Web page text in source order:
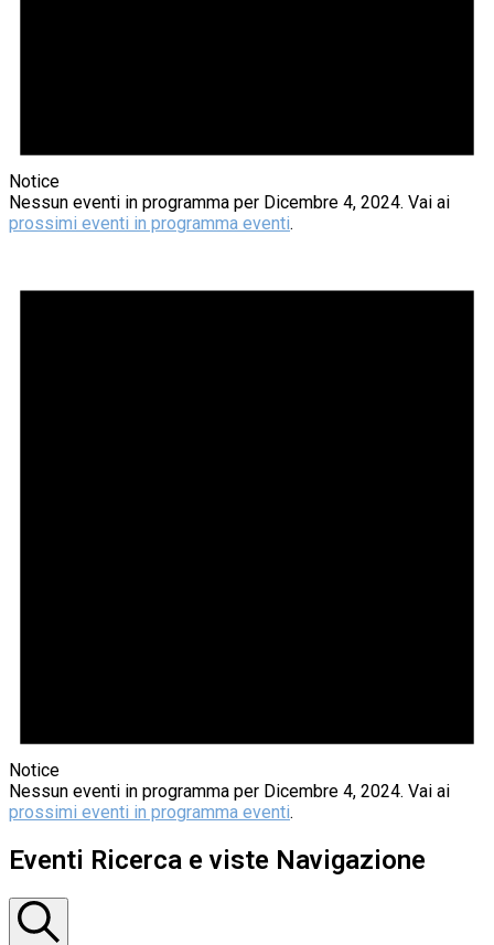
Notice
Nessun eventi in programma per Dicembre 4, 2024. Vai ai
prossimi eventi in programma eventi.
Notice
Nessun eventi in programma per Dicembre 4, 2024. Vai ai
prossimi eventi in programma eventi.
Eventi Ricerca e viste Navigazione